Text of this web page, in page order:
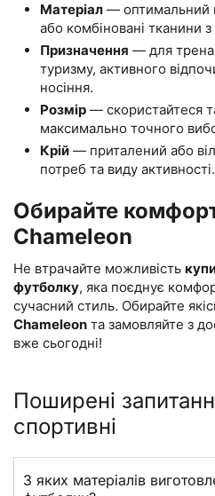
Матеріал — оптимальний
або комбіновані тканини
Призначення — для
туризму, активного
носіння.
Розмір — скористайтеся
максимально точного
Крій — приталений або
потреб та виду активності.
Обирайте
Chameleon
Не втрачайте можливість
футболку, яка поєднує
сучасний стиль. Обирайте
Chameleon та замовляйте з
вже сьогодні!
Поширені
спортивні
З яких матеріалів